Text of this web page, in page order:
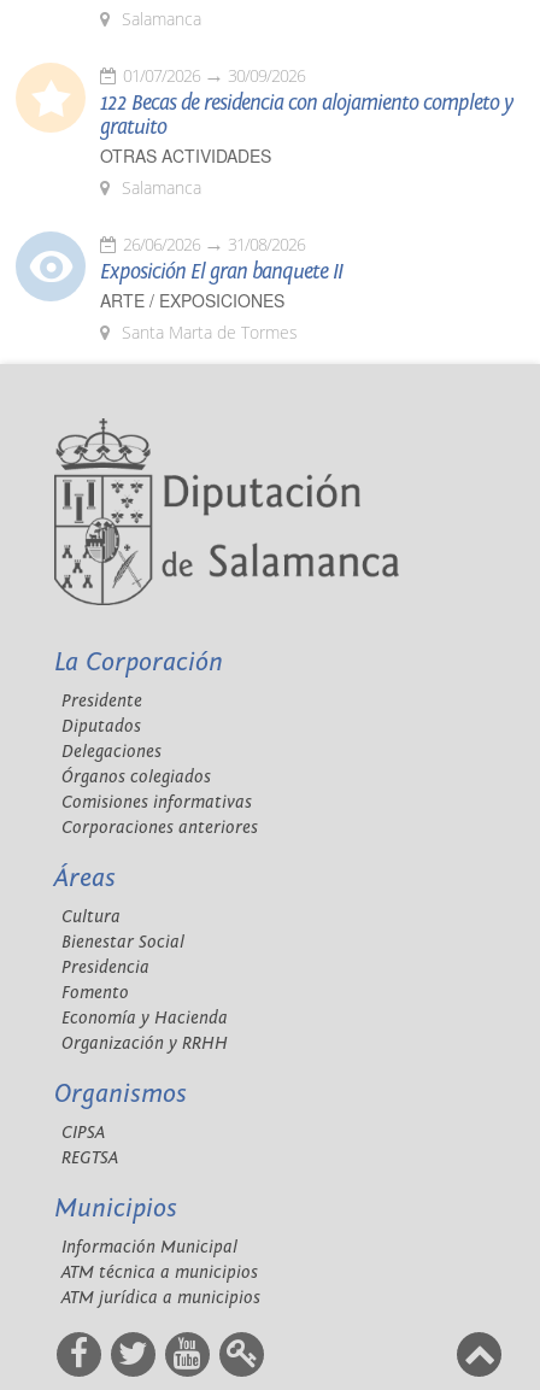
Salamanca
01/07/2026 30/09/2026
122 Becas de residencia con alojamiento completo y
gratuito
OTRAS ACTIVIDADES
Salamanca
26/06/2026 31/08/2026
Exposición El gran banquete II
ARTE / EXPOSICIONES
Santa Marta de Tormes
La Corporación
Presidente
Diputados
Delegaciones
Órganos colegiados
Comisiones informativas
Corporaciones anteriores
Áreas
Cultura
Bienestar Social
Presidencia
Fomento
Economía y Hacienda
Organización y RRHH
Organismos
CIPSA
REGTSA
Municipios
Información Municipal
ATM técnica a municipios
ATM jurídica a municipios